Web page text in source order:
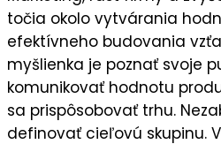
točia okolo vytvárania
efektívneho budovania
myšlienka je poznať svoje
komunikovať hodnotu
sa prispôsobovať trhu.
definovať cieľovú skupinu.